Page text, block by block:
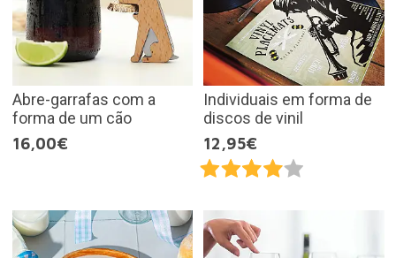
Abre-garrafas com a
forma de um cão
16,00€
Individuais em forma de
discos de vinil
12,95€